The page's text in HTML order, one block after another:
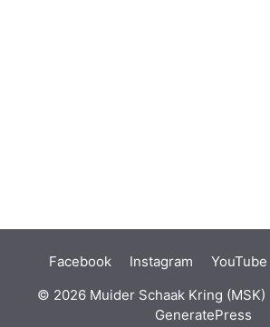
Facebook Instagram YouTube
© 2026 Muider Schaak Kring (MSK)
GeneratePress